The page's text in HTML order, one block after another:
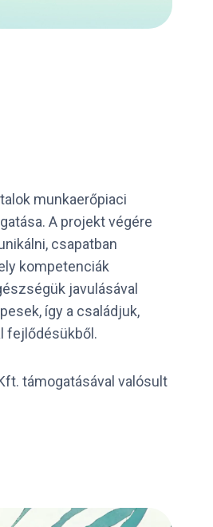
munkaerőpiaci
A projekt végére
csapatban
kompetenciák
javulásával
így a családjuk,
fejlődésükből.
támogatásával valósult